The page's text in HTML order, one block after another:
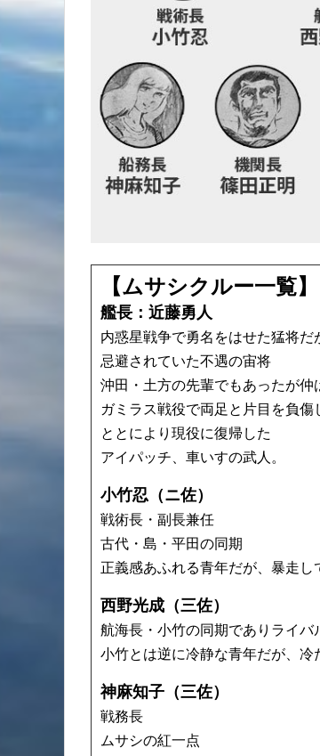
【ムサシクルー一覧】
艦長：近藤勇人
内惑星戦争で勇名をはせた猛将
忌避されていた不遇の宙将
沖田・土方の先輩でもあったが仲
ガミラス戦役で両足と片目を負
ととにより現役に復帰した
アイパッチ、車いすの武人。
小竹忍（ニ佐）
戦術長・副長兼任
古代・島・平田の同期
正義感あふれる青年だが、暴走
西野光成（三佐）
航海長・小竹の同期でありライバ
小竹とは逆に冷静な青年だが、
神麻知子（三佐）
戦務長
ムサシの紅一点